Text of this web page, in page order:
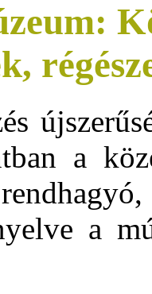
a
a